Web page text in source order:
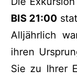
BIS 21:00
Alljährlich
ihren
Sie zu Ihrer